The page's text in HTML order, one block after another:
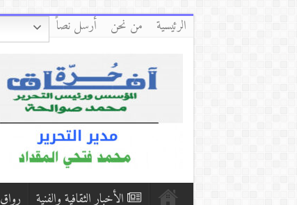
الرئيسية من نحن أرسل نصاً
الأخبار الثقافية والفنية